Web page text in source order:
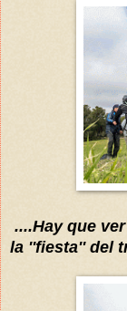
....Hay que
la ''fiesta'' del